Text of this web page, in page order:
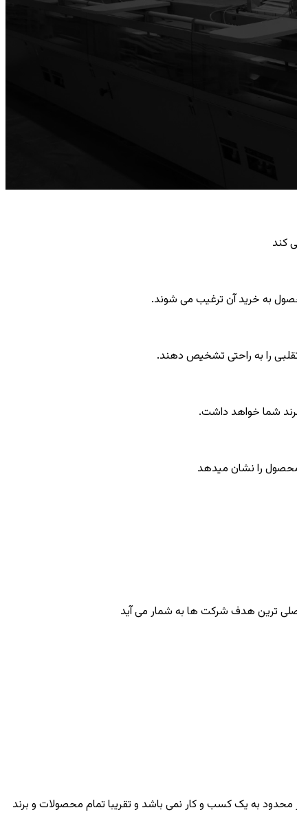
کند
به خرید آن ترغیب می شوند.
تقلبی را به راحتی تشخیص دهند.
برند شما خواهد داشت.
محصول را نشان میدهد
ترین هدف شرکت ها به شمار می آید
به یک کسب و کار نمی باشد و تقریبا تمام محصولات و برند